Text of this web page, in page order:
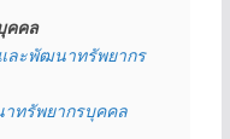
คคล
ละพัฒนาทรัพยากร
ทรัพยากรบุคคล